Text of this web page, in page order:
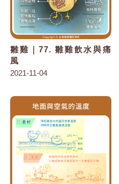
雛雞｜77. 雛雞飲水與痛
風
2021-11-04